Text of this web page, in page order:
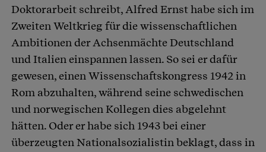
Doktorarbeit schreibt, Alfred Ernst habe sich im
Zweiten Weltkrieg für die wissenschaftlichen
Ambitionen der Achsenmächte Deutschland
und Italien einspannen lassen. So sei er dafür
gewesen, einen Wissenschaftskongress 1942 in
Rom abzuhalten, während seine schwedischen
und norwegischen Kollegen dies abgelehnt
hätten. Oder er habe sich 1943 bei einer
überzeugten Nationalsozialistin beklagt, dass in